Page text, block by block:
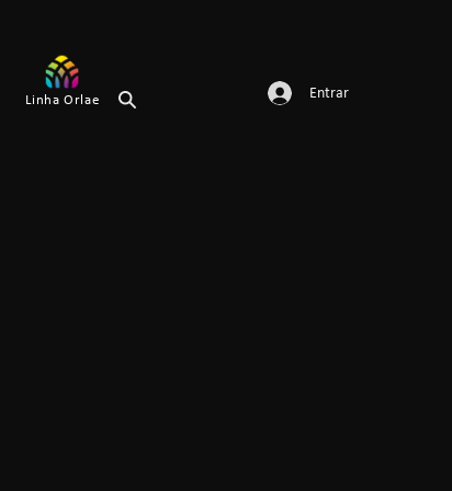
Linha Orlae Entrar